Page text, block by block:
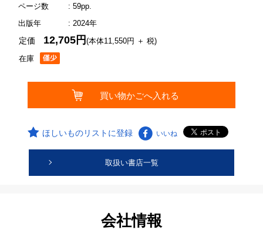
ページ数
: 59pp.
出版年
: 2024年
在庫
定価 12,705円(本体11,550円 ＋ 税)
ほしいものリストに登録 いいね
取扱い書店一覧
会社情報